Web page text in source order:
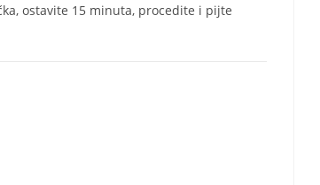
ostavite 15 minuta, procedite i pijte